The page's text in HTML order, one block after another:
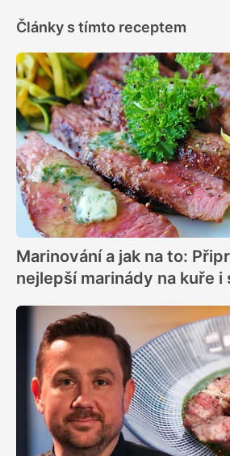
Články s tímto receptem
Marinování a jak na to:
nejlepší marinády na kuře i